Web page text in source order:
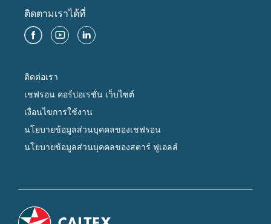
ติดตามเราได้ที่
ติดต่อเรา
เชฟรอน คอร์ปอเรชั่น เว็บไซต์
เงื่อนไขการใช้งาน
นโยบายข้อมูลส่วนบุคคลของเชฟรอน
นโยบายข้อมูลส่วนบุคคลของสตาร์ ฟูเอลส์